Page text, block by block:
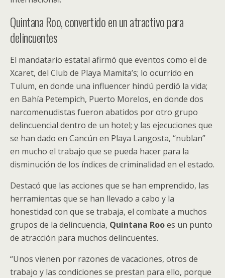
Quintana Roo, convertido en un atractivo para
delincuentes
El mandatario estatal afirmó que eventos como el de
Xcaret, del Club de Playa Mamita’s; lo ocurrido en
Tulum, en donde una influencer hindú perdió la vida;
en Bahía Petempich, Puerto Morelos, en donde dos
narcomenudistas fueron abatidos por otro grupo
delincuencial dentro de un hotel; y las ejecuciones que
se han dado en Cancún en Playa Langosta, “nublan”
en mucho el trabajo que se pueda hacer para la
disminución de los índices de criminalidad en el estado.
Destacó que las acciones que se han emprendido, las
herramientas que se han llevado a cabo y la
honestidad con que se trabaja, el combate a muchos
grupos de la delincuencia, Quintana Rooes un punto
de atracción para muchos delincuentes.
“Unos vienen por razones de vacaciones, otros de
trabajo y las condiciones se prestan para ello, porque